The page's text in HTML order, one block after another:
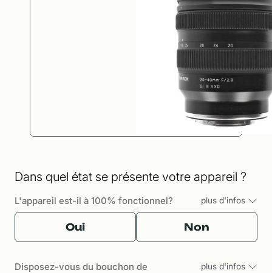
Dans quel état se présente votre appareil ?
L'appareil est-il à 100% fonctionnel? plus d'infos
Oui Non
Disposez-vous du bouchon de
plus d'infos